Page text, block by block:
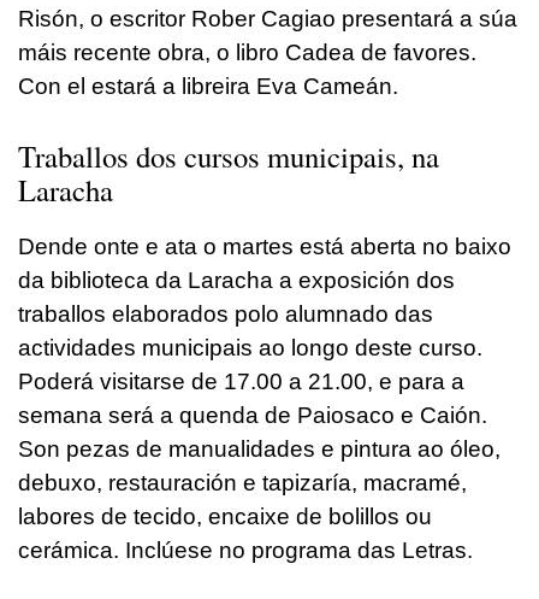
Risón, o escritor Rober Cagiao presentará a súa
máis recente obra, o libro Cadea de favores.
Con el estará a libreira Eva Cameán.
Traballos dos cursos municipais, na
Laracha
Dende onte e ata o martes está aberta no baixo
da biblioteca da Laracha a exposición dos
traballos elaborados polo alumnado das
actividades municipais ao longo deste curso.
Poderá visitarse de 17.00 a 21.00, e para a
semana será a quenda de Paiosaco e Caión.
Son pezas de manualidades e pintura ao óleo,
debuxo, restauración e tapizaría, macramé,
labores de tecido, encaixe de bolillos ou
cerámica. Inclúese no programa das Letras.